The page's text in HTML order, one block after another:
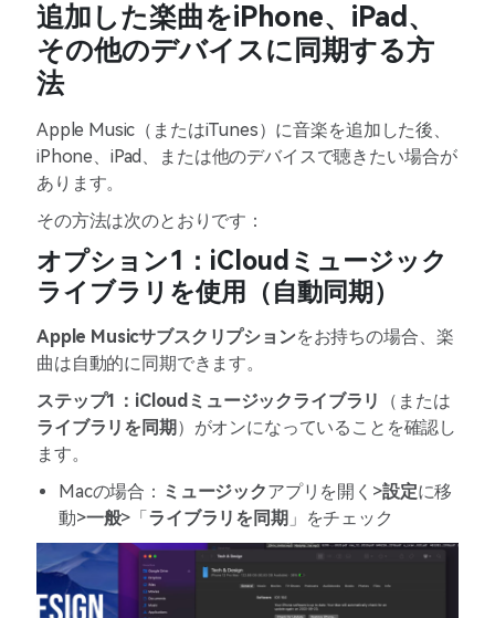
追加した楽曲をiPhone、iPad、
その他のデバイスに同期する方
法
Apple Music（またはiTunes）に音楽を追加した後、
iPhone、iPad、または他のデバイスで聴きたい場合が
あります。
その方法は次のとおりです：
オプション1：iCloudミュージック
ライブラリを使用（自動同期）
Apple Musicサブスクリプションをお持ちの場合、楽
曲は自動的に同期できます。
ステップ1： iCloudミュージックライブラリ
（または
ライブラリを同期）がオンになっていることを確認し
ます。
Macの場合： ミュージックアプリを開く>設定に移
動>一般>「ライブラリを同期 」をチェック